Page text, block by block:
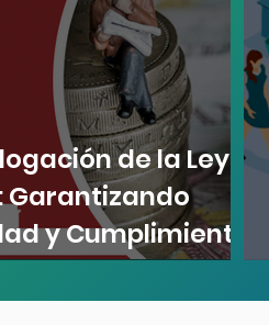
de la Ley
Garantizando
y Cumplimiento